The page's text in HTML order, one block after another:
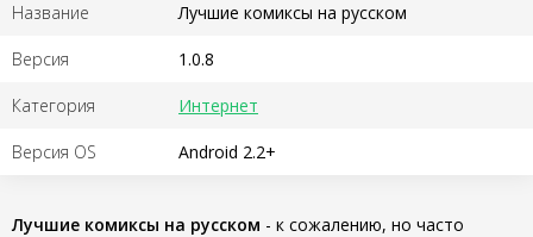
Название Лучшие комиксы на русском
Версия 1.0.8
Категория Интернет
Версия OS Android 2.2+
Лучшие комиксы на русском - к сожалению, но часто